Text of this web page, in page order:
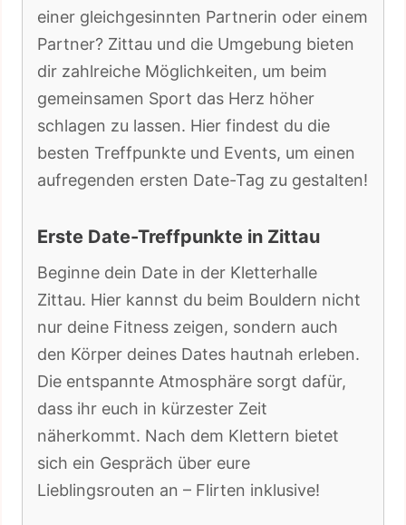
einer gleichgesinnten Partnerin oder einem
Partner? Zittau und die Umgebung bieten
dir zahlreiche Möglichkeiten, um beim
gemeinsamen Sport das Herz höher
schlagen zu lassen. Hier findest du die
besten Treffpunkte und Events, um einen
aufregenden ersten Date-Tag zu gestalten!
Erste Date-Treffpunkte in Zittau
Beginne dein Date in der Kletterhalle
Zittau. Hier kannst du beim Bouldern nicht
nur deine Fitness zeigen, sondern auch
den Körper deines Dates hautnah erleben.
Die entspannte Atmosphäre sorgt dafür,
dass ihr euch in kürzester Zeit
näherkommt. Nach dem Klettern bietet
sich ein Gespräch über eure
Lieblingsrouten an – Flirten inklusive!